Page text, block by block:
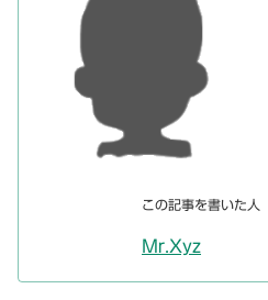
この記事を書いた人
Mr.Xyz